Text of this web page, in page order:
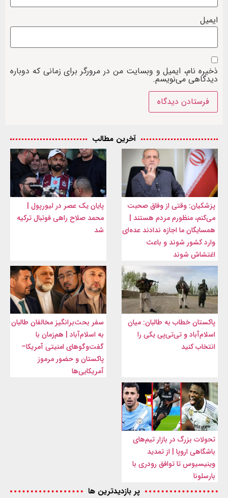
ایمیل
ذخیره نام، ایمیل و وبسایت من در مرورگر برای زمانی که دوباره
دیدگاهی می‌نویسم.
آخرین مطالب
پزشکیان: وقتی از وفاق صحبت
می‌کنم، منظورم مردم هستند |
همسایگان ما اجازه ندادند عده‌ای
وارد کشور شوند و باعث
اغتشاش شوند
پایان یک عصر در لیورپول |
محمد صلاح راهی فوتبال ترکیه
شد
پاکستان خطاب به طالبان: میان
اسلام‌آباد و تی‌تی‌پی یکی را
انتخاب کنید
سفر بحث‌برانگیز مخالفان طالبان
به اسلام‌آباد | هم‌زمان با
گفت‌وگوهای امنیتی آمریکا–
پاکستان و حضور مرموز
آمریکایی‌ها
تحولات بزرگ در بازار تیم‌های
باشگاهی اروپا | از تمدید
وینیسیوس تا توافق رودری با
بارسلونا
پر بازدیدترین ها